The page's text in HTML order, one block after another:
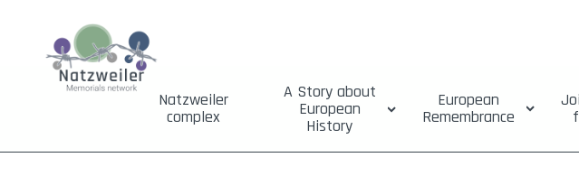
Natzweiler
complex
A Story about
European
History
European
Remembrance